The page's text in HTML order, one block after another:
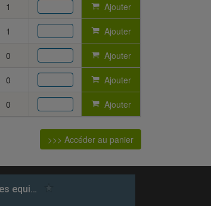
1 Ajouter
1 Ajouter
0 Ajouter
0 Ajouter
0 Ajouter
>>> Accéder au panier